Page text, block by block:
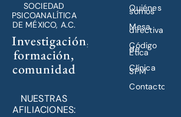
SOCIEDAD
PSICOANALÍTICA
DE MÉXICO, A.C.
Investigación,
formación,
comunidad
NUESTRAS
AFILIACIONES:
Quiénes
somos
Mesa
directiva
Código
de
Ética
Clínica
SPM
Contacto